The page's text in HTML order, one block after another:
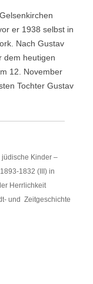
er 1938 selbst in
Nach Gustav
dem heutigen
12. November
Tochter Gustav
jüdische Kinder –
1832 (III) in
Herrlichkeit
und Zeitgeschichte